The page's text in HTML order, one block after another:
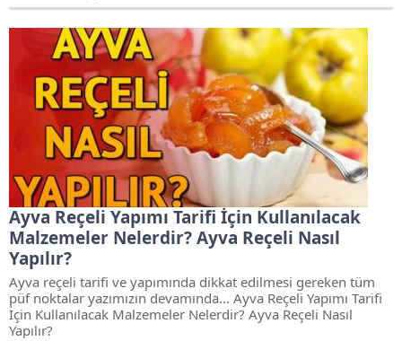
Ayva Reçeli Yapımı Tarifi İçin Kullanılacak
Malzemeler Nelerdir? Ayva Reçeli Nasıl
Yapılır?
Ayva reçeli tarifi ve yapımında dikkat edilmesi gereken tüm
püf noktalar yazımızın devamında... Ayva Reçeli Yapımı Tarifi
İçin Kullanılacak Malzemeler Nelerdir? Ayva Reçeli Nasıl
Yapılır?